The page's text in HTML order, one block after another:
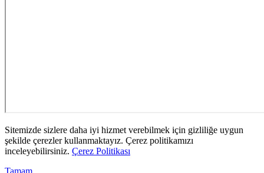
Sitemizde sizlere daha iyi hizmet verebilmek için gizliliğe uygun
şekilde çerezler kullanmaktayız. Çerez politikamızı
inceleyebilirsiniz. Çerez Politikası